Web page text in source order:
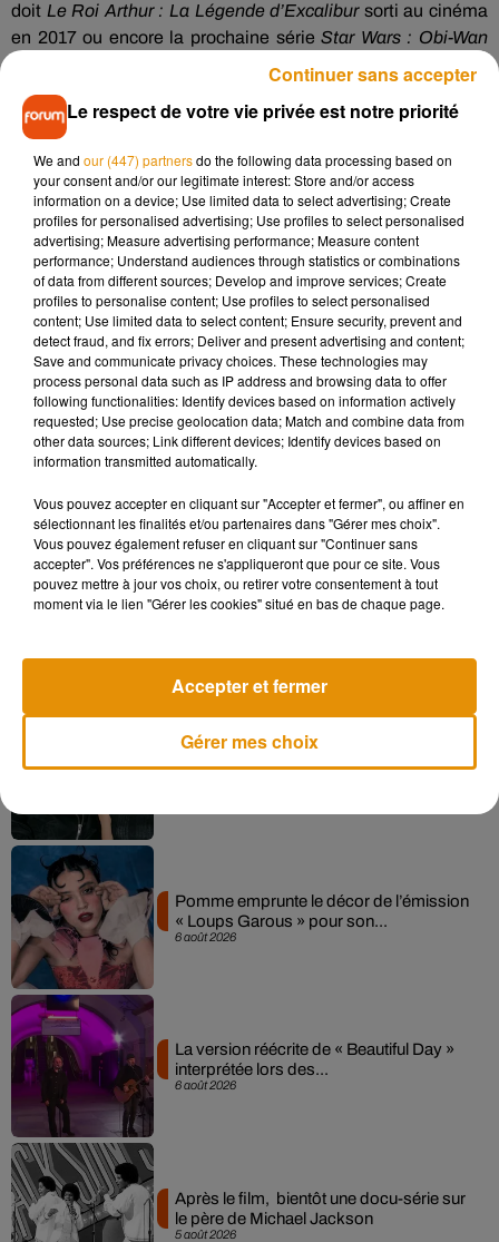
doit Le Roi Arthur : La Légende d’Excalibursorti au cinéma
en 2017 ou encore la prochaine sérieStar Wars : Obi-Wan
pour la plateforme de streaming Disney Plus. Pour
l’heure, aucune date de tournage ou de date de sortie n’a été
annoncée par la production.
SPACE MOUNTAIN, UNE
ATTRACTION POPULAIRE
Dévoilée pour la première fois en 1975 à Disney World en
Floride et installée à Disneyland Paris en France depuis
1995,Space Mountainest une montagne russe intérieure qui
plonge le visiteur dans l’espace, entre loopings et décors à
couper le souffle. Elle est l’une des attractions les plus
populaires des parcs Disney. Le film devrait donc de faire un
carton au cinéma.
Musique
Madonna sort enfin le remix de « Love
Angèle et Amélie Lens dévoilent leur
collaboration tant attendue
6 août 2026
Pomme emprunte le décor de l’émission
« Loups Garous » pour son...
6 août 2026
La version réécrite de « Beautiful Day »
interprétée lors des...
5 août 2026
Après le film, bientôt une docu-série sur
le père de Michael Jackson
Le respect de votre vie privée est notre priorité
We and our (447) partnersdo the following data processing based on
your consent and/or our legitimate interest: Store and/or access
information on a device; Use limited data to select advertising; Create
profiles for personalised advertising; Use profiles to select personalised
advertising; Measure advertising performance; Measure content
performance; Understand audiences through statistics or combinations
of data from different sources; Develop and improve services; Create
profiles to personalise content; Use profiles to select personalised
content; Use limited data to select content; Ensure security, prevent and
detect fraud, and fix errors; Deliver and present advertising and content;
Save and communicate privacy choices. These technologies may
process personal data such as IP address and browsing data to offer
following functionalities: Identify devices based on information actively
requested; Use precise geolocation data; Match and combine data from
other data sources; Link different devices; Identify devices based on
information transmitted automatically.
Vous pouvez accepter en cliquant sur "Accepter et fermer", ou affiner en
sélectionnant les finalités et/ou partenaires dans "Gérer mes choix".
Vous pouvez également refuser en cliquant sur "Continuer sans
accepter". Vos préférences ne s'appliqueront que pour ce site. Vous
pouvez mettre à jour vos choix, ou retirer votre consentement à tout
moment via le lien "Gérer les cookies" situé en bas de chaque page.
Gérer mes choix
Accepter et fermer
Continuer sans accepter